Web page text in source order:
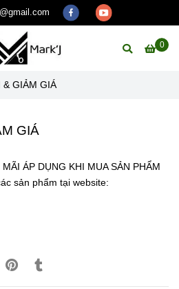
0
& GIẢM GIÁ
GIÁ
ÁP DỤNG KHI MUA SẢN PHẨM
sản phẩm tại website: